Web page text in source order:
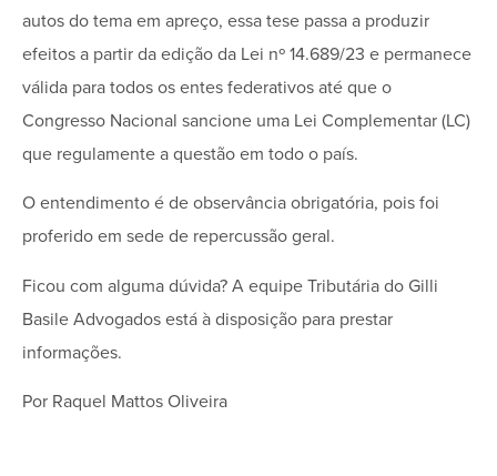
autos do tema em apreço, essa tese passa a produzir
efeitos a partir da edição da Lei nº 14.689/23 e permanece
válida para todos os entes federativos até que o
Congresso Nacional sancione uma Lei Complementar (LC)
que regulamente a questão em todo o país.
O entendimento é de observância obrigatória, pois foi
proferido em sede de repercussão geral.
Ficou com alguma dúvida? A equipe Tributária do Gilli
Basile Advogados está à disposição para prestar
informações.
Por Raquel Mattos Oliveira